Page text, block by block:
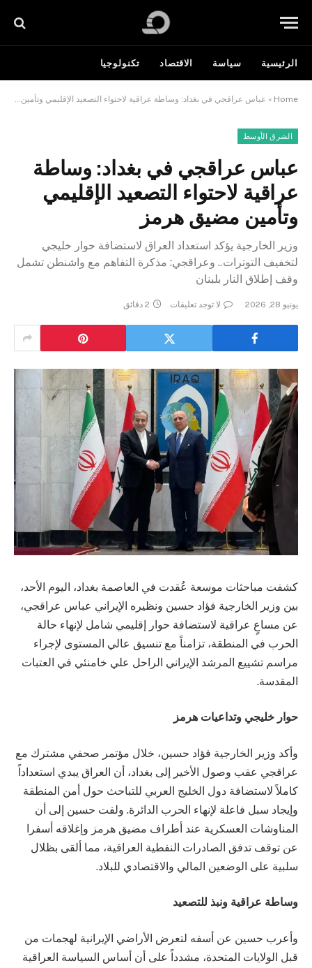
الرئيسية سياسة الاقتصاد تكنولوجيا
Home
» عباس عراقجي في بغداد: وساطة عراقية لاحتواء التصعيد الإقليمي وتأمين مضيق هرمز
الشرق الأوسط
عباس عراقجي في بغداد: وساطة
عراقية لاحتواء التصعيد الإقليمي
وتأمين مضيق هرمز
وزير الخارجية يؤكد استعداد العراق لاستضافة حوار خليجي
لتخفيف التوترات.. وعراقجي: مذكرة التفاهم مع واشنطن تشمل
وقف إطلاق النار بلبنان
يونيو 28, 2026 لا توجد تعليقات 2 دقائق
كشفت مباحثات موسعة عُقدت في العاصمة بغداد، اليوم الأحد،
بين وزير الخارجية فؤاد حسين ونظيره الإيراني عباس عراقجي،
عن مساعٍ عراقية لاستضافة حوار إقليمي شامل لإنهاء حالة
الحرب في المنطقة، تزامناً مع تنسيق عالي المستوى لإجراء
مراسم تشييع المرشد الإيراني الراحل علي خامنئي في العتبات
المقدسة.
حوار خليجي وتداعيات هرمز
وأكد وزير الخارجية فؤاد حسين، خلال مؤتمر صحفي مشترك مع
عراقجي عقب وصول الأخير إلى بغداد، أن العراق يبدي استعداداً
كاملاً لاستضافة دول الخليج العربي للتباحث حول أمن المنطقة
وإيجاد سبل فاعلة لإنهاء الحرب الدائرة. ولفت حسين إلى أن
المناوشات العسكرية عند أطراف مضيق هرمز وإغلاقه أسفرا
عن توقف تدفق الصادرات النفطية العراقية، مما ألقى بظلال
سلبية على الوضعين المالي والاقتصادي للبلاد.
وساطة عراقية ونبذ للتصعيد
وأعرب حسين عن أسفه لتعرض الأراضي الإيرانية لهجمات من
قبل الولايات المتحدة، مشدداً على أن أساس السياسة العراقية